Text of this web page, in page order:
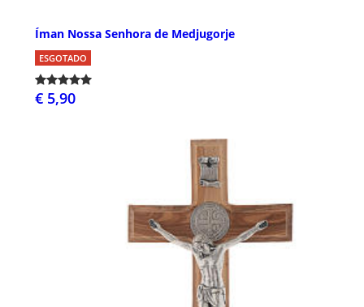
Íman Nossa Senhora de Medjugorje
ESGOTADO
€ 5,90